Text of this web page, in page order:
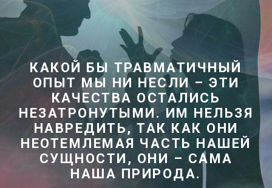
КАКОЙ БЫ ТРАВМАТИЧНЫЙ
ОПЫТ МЫ НИ НЕСЛИ – ЭТИ
КАЧЕСТВА ОСТАЛИСЬ
НЕЗАТРОНУТЫМИ. ИМ НЕЛЬЗЯ
НАВРЕДИТЬ, ТАК КАК ОНИ
НЕОТЕМЛЕМАЯ ЧАСТЬ НАШЕЙ
СУЩНОСТИ, ОНИ – САМА
НАША ПРИРОДА.